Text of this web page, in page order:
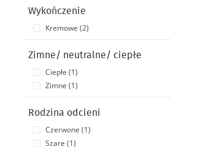
Wykończenie
Kremowe (2)
Zimne/ neutralne/ ciepłe
Ciepłe (1)
Zimne (1)
Rodzina odcieni
Czerwone (1)
Szare (1)